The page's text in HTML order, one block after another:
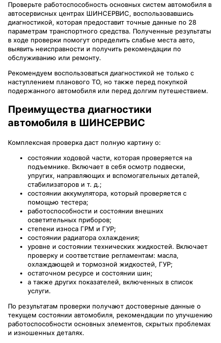
Проверьте работоспособность основных систем автомобиля в
автосервисных центрах ШИНСЕРВИС, воспользовавшись
диагностикой, которая предоставит точные данные по 28
параметрам транспортного средства. Полученные результаты
в ходе проверки помогут определить слабые места авто,
выявить неисправности и получить рекомендации по
обслуживанию или ремонту.
Рекомендуем воспользоваться диагностикой не только с
наступлением планового ТО, но также перед покупкой
подержанного автомобиля или перед долгим путешествием.
Преимущества диагностики
автомобиля в ШИНСЕРВИС
Комплексная проверка даст полную картину о:
состоянии ходовой части, которая проверяется на
подъемнике. Включает в себя осмотр подвески,
упругих, направляющих и вспомогательных деталей,
стабилизаторов и т. д.;
состоянии аккумулятора, который проверяется с
помощью тестера;
работоспособности и состоянии внешних
осветительных приборов;
степени износа ГРМ и ГУР;
состоянии радиатора охлаждения;
уровне и состоянии технических жидкостей. Включает
проверку и соответствие регламентам: масла,
охлаждающей и тормозной жидкостей, ГУР;
остаточном ресурсе и состоянии шин;
а также других показателей, включенных в список
услуги.
По результатам проверки получают достоверные данные о
текущем состоянии автомобиля, рекомендации по улучшению
работоспособности основных элементов, скрытых проблемах
и изношенных деталях.